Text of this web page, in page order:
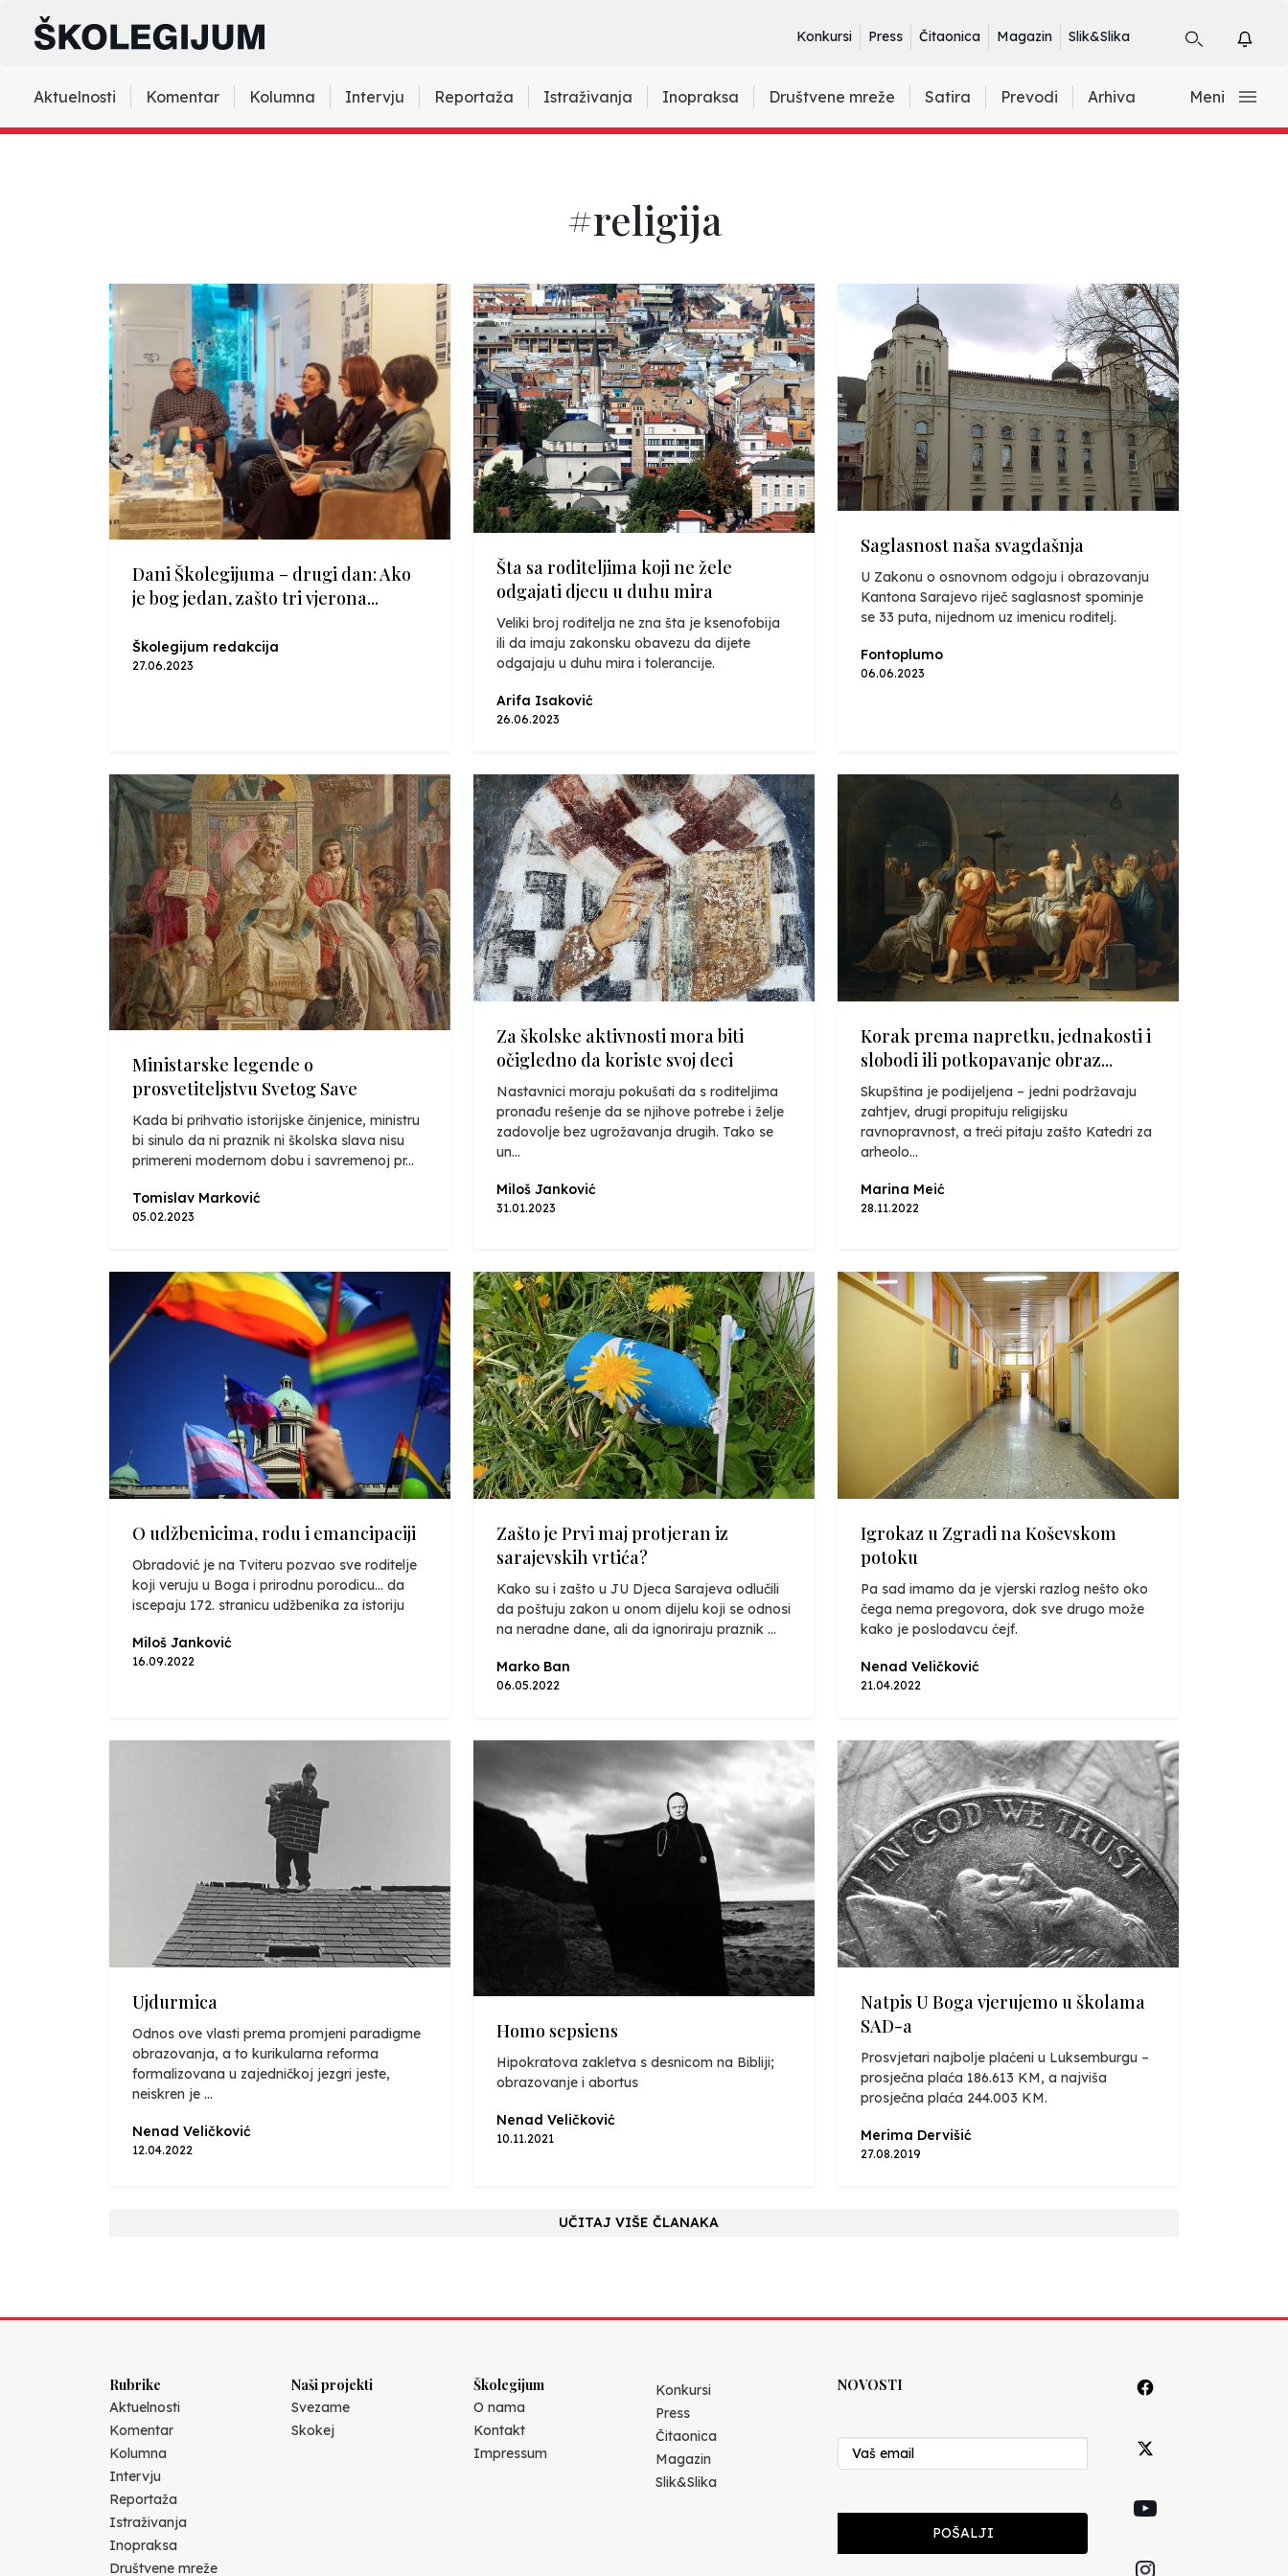
Konkursi Press Čitaonica Magazin Slik&Slika
Aktuelnosti Komentar Kolumna Intervju Reportaža Istraživanja Inopraksa Društvene mreže Satira Prevodi Arhiva Meni
#religija
Dani Školegijuma – drugi dan: Ako
je bog jedan, zašto tri vjerona...
Školegijum redakcija
27.06.2023
Šta sa roditeljima koji ne žele
odgajati djecu u duhu mira
Veliki broj roditelja ne zna šta je ksenofobija
ili da imaju zakonsku obavezu da dijete
odgajaju u duhu mira i tolerancije.
Arifa Isaković
26.06.2023
Saglasnost naša svagdašnja
U Zakonu o osnovnom odgoju i obrazovanju
Kantona Sarajevo riječ saglasnost spominje
se 33 puta, nijednom uz imenicu roditelj.
Fontoplumo
06.06.2023
Ministarske legende o
prosvetiteljstvu Svetog Save
Kada bi prihvatio istorijske činjenice, ministru
bi sinulo da ni praznik ni školska slava nisu
primereni modernom dobu i savremenoj pr...
Tomislav Marković
05.02.2023
Za školske aktivnosti mora biti
očigledno da koriste svoj deci
Nastavnici moraju pokušati da s roditeljima
pronađu rešenje da se njihove potrebe i želje
zadovolje bez ugrožavanja drugih. Tako se
un...
Miloš Janković
31.01.2023
Korak prema napretku, jednakosti i
slobodi ili potkopavanje obraz...
Skupština je podijeljena – jedni podržavaju
zahtjev, drugi propituju religijsku
ravnopravnost, a treći pitaju zašto Katedri za
arheolo...
Marina Meić
28.11.2022
O udžbenicima, rodu i emancipaciji
Obradović je na Tviteru pozvao sve roditelje
koji veruju u Boga i prirodnu porodicu... da
iscepaju 172. stranicu udžbenika za istoriju
Miloš Janković
16.09.2022
Zašto je Prvi maj protjeran iz
sarajevskih vrtića?
Kako su i zašto u JU Djeca Sarajeva odlučili
da poštuju zakon u onom dijelu koji se odnosi
na neradne dane, ali da ignoriraju praznik ...
Marko Ban
06.05.2022
Igrokaz u Zgradi na Koševskom
potoku
Pa sad imamo da je vjerski razlog nešto oko
čega nema pregovora, dok sve drugo može
kako je poslodavcu ćejf.
Nenad Veličković
21.04.2022
Ujdurmica
Odnos ove vlasti prema promjeni paradigme
obrazovanja, a to kurikularna reforma
formalizovana u zajedničkoj jezgri jeste,
neiskren je ...
Nenad Veličković
12.04.2022
Homo sepsiens
Hipokratova zakletva s desnicom na Bibliji;
obrazovanje i abortus
Nenad Veličković
10.11.2021
Natpis U Boga vjerujemo u školama
SAD-a
Prosvjetari najbolje plaćeni u Luksemburgu –
prosječna plaća 186.613 KM, a najviša
prosječna plaća 244.003 KM.
Merima Dervišić
27.08.2019
UČITAJ VIŠE ČLANAKA
Rubrike
Aktuelnosti
Komentar
Kolumna
Intervju
Reportaža
Istraživanja
Inopraksa
Društvene mreže
Naši projekti
Svezame
Skokej
Školegijum
O nama
Kontakt
Impressum
Konkursi
Press
Čitaonica
Magazin
Slik&Slika
NOVOSTI
POŠALJI